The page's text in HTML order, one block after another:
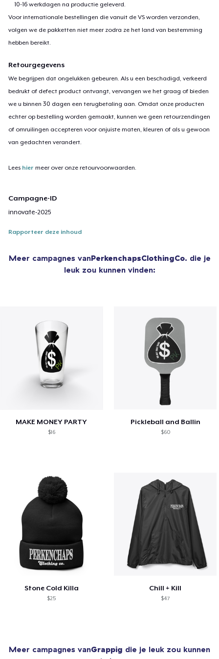
10-16 werkdagen na productie geleverd.
Voor internationale bestellingen die vanuit de VS worden verzonden,
volgen we de pakketten niet meer zodra ze het land van bestemming
hebben bereikt.
Retourgegevens
We begrijpen dat ongelukken gebeuren. Als u een beschadigd, verkeerd
bedrukt of defect product ontvangt, vervangen we het graag of bieden
we u binnen 30 dagen een terugbetaling aan. Omdat onze producten
echter op bestelling worden gemaakt, kunnen we geen retourzendingen
of omruilingen accepteren voor onjuiste maten, kleuren of als u gewoon
van gedachten verandert.
Lees hier meer over onze retourvoorwaarden.
Campagne-ID
innovate-2025
Rapporteer deze inhoud
Meer campagnes vanPerkenchapsClothingCo. die je
leuk zou kunnen vinden:
MAKE MONEY PARTY
$16
Pickleball and Ballin
$60
Stone Cold Killa
$25
Chill + Kill
$47
Meer campagnes vanGrappig die je leuk zou kunnen